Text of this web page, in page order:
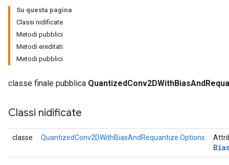
Su questa pagina
Classi nidificate
Metodi pubblici
Metodi ereditati
Metodi pubblici
classe finale pubblica
Classi nidificate
classe QuantizedConv2DWithBiasAndRequantize.Options